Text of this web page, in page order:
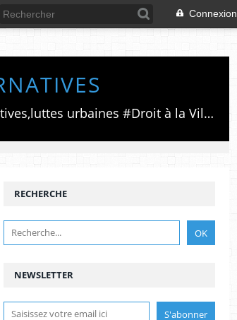
Connexion
Luttes émancipatrices,recherche du forum politico/social pour des alternatives,luttes urbaines #Droit à la Ville", #Paris #GrandParis,enjeux de la métropolisation,accès aux Archives publiques par Pierre Mansat,auteur‼️Ma vie rouge. Meutre au Grand Paris‼️[PUG]Association Josette & Maurice #Audin>bénevole Secours Populaire>Comité Laghouat-France>#Mumia #INTA
NEWSLETTER
RECHERCHE